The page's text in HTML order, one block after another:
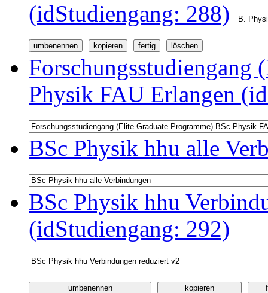
(idStudiengang: 288)
Forschungsstudiengang
Physik FAU Erlangen
BSc Physik hhu alle
BSc Physik hhu
(idStudiengang: 292)